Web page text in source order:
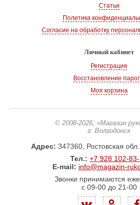
Статьи
Политика
Согласие на обработку
Личный кабинет
Регистрация
Восстановление
Моя корзина
© 2008-2026, «Магазин
г. Волгодонск
Адрес: 347360, Ростовская
Тел.: +7 928 102-
E-mail: info@magazin-
Звонки принимаются
с 09-00 до 21-00